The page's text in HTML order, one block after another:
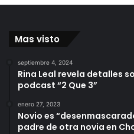
Mas visto
septiembre 4, 2024
Rina Leal revela detalles
podcast “2 Que 3”
enero 27, 2023
Novio es
padre de otra novia en